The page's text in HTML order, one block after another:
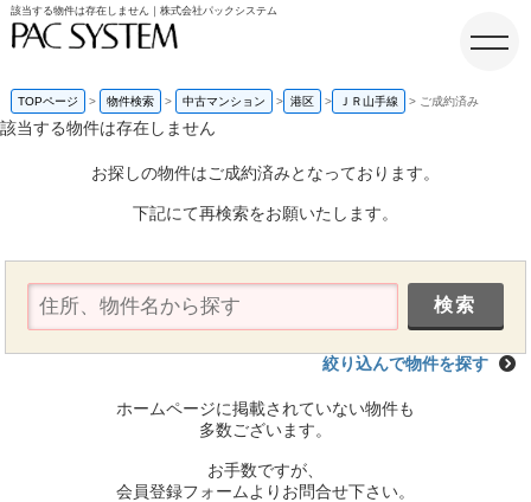
該当する物件は存在しません｜株式会社パックシステム
ホーム
TOPページ 物件検索 中古マンション 港区 ＪＲ山手線 ご成約済み
該当する物件は存在しません
お探しの物件はご成約済みとなっております。
下記にて再検索をお願いたします。
絞り込んで物件を探す
ホームページに掲載されていない物件も
多数ございます。
お手数ですが、
会員登録フォームよりお問合せ下さい。